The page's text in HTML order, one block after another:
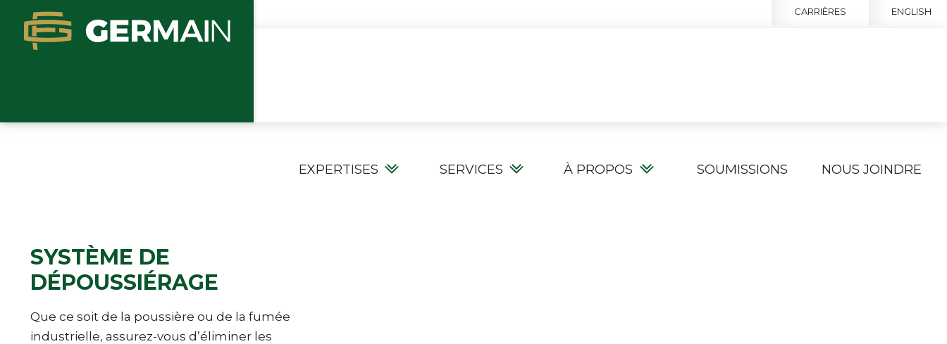
CARRIÈRES ENGLISH
EXPERTISES SERVICES À PROPOS SOUMISSIONS NOUS JOINDRE
SYSTÈME DE
DÉPOUSSIÉRAGE
Que ce soit de la poussière ou de la fumée
industrielle, assurez-vous d’éliminer les